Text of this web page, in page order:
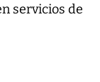
servicios de